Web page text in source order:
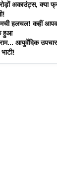
अकाउंट्स, क्या
हलचल! कहीं
हुआ
आयुर्वेदिक